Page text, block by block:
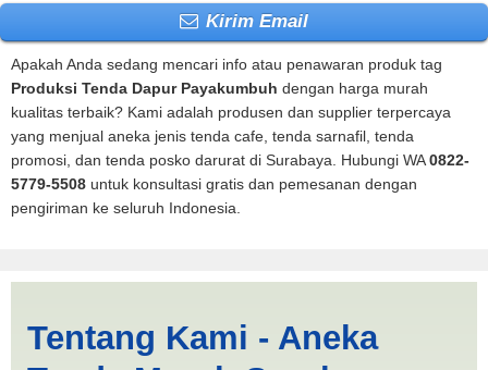
Kirim Email
Apakah Anda sedang mencari info atau penawaran produk tag
Produksi Tenda Dapur Payakumbuh dengan harga murah
kualitas terbaik? Kami adalah produsen dan supplier terpercaya
yang menjual aneka jenis tenda cafe, tenda sarnafil, tenda
promosi, dan tenda posko darurat di Surabaya. Hubungi WA0822-
5779-5508 untuk konsultasi gratis dan pemesanan dengan
pengiriman ke seluruh Indonesia.
Payakumbuh | PRODUKSI
Tentang Kami - Aneka